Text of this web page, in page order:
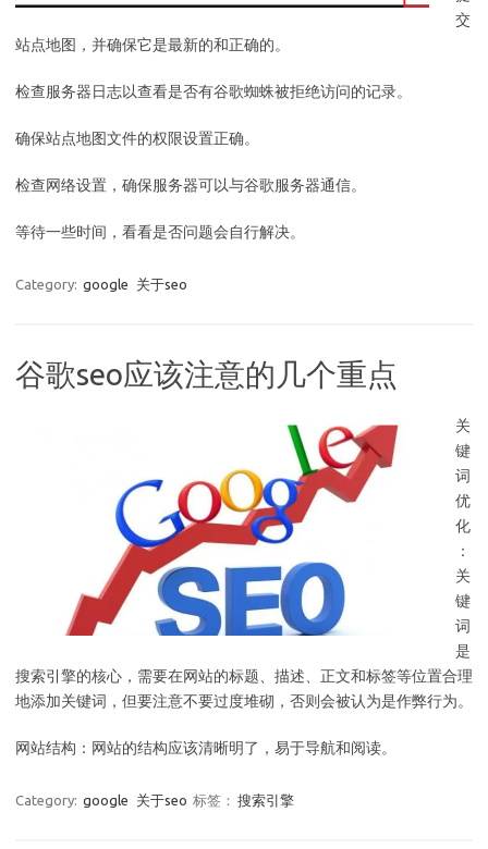
交
站点地图，并确保它是最新的和正确的。
检查服务器日志以查看是否有谷歌蜘蛛被拒绝访问的记录。
确保站点地图文件的权限设置正确。
检查网络设置，确保服务器可以与谷歌服务器通信。
等待一些时间，看看是否问题会自行解决。
Category: google 关于seo
谷歌seo应该注意的几个重点
关
键
词
优
化
：
关
键
词
是
搜索引擎的核心，需要在网站的标题、描述、正文和标签等位置合理
地添加关键词，但要注意不要过度堆砌，否则会被认为是作弊行为。
网站结构：网站的结构应该清晰明了，易于导航和阅读。
Category: google 关于seo 标签： 搜索引擎